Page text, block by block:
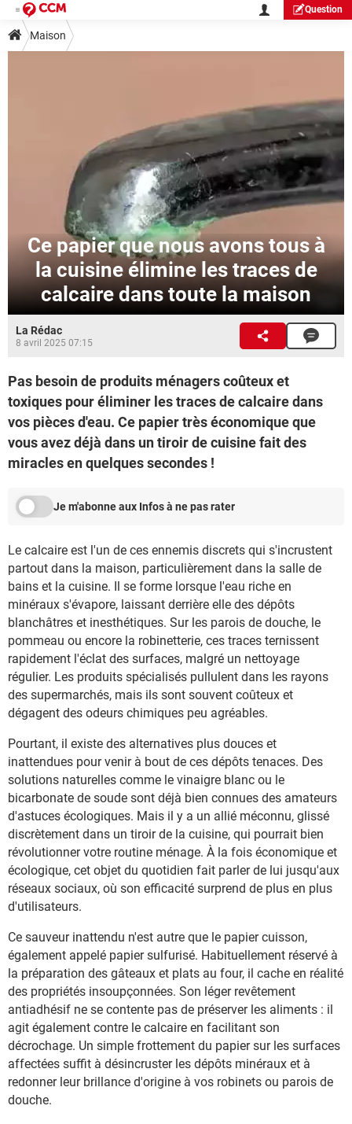
Question
Maison
Ce papier que nous avons tous à
la cuisine élimine les traces de
calcaire dans toute la maison
La Rédac
8 avril 2025 07:15
Pas besoin de produits ménagers coûteux et
toxiques pour éliminer les traces de calcaire dans
vos pièces d'eau. Ce papier très économique que
vous avez déjà dans un tiroir de cuisine fait des
miracles en quelques secondes !
Je m'abonne aux Infos à ne pas rater
Le calcaire est l'un de ces ennemis discrets qui s'incrustent
partout dans la maison, particulièrement dans la salle de
bains et la cuisine. Il se forme lorsque l'eau riche en
minéraux s'évapore, laissant derrière elle des dépôts
blanchâtres et inesthétiques. Sur les parois de douche, le
pommeau ou encore la robinetterie, ces traces ternissent
rapidement l'éclat des surfaces, malgré un nettoyage
régulier. Les produits spécialisés pullulent dans les rayons
des supermarchés, mais ils sont souvent coûteux et
dégagent des odeurs chimiques peu agréables.
Pourtant, il existe des alternatives plus douces et
inattendues pour venir à bout de ces dépôts tenaces. Des
solutions naturelles comme le vinaigre blanc ou le
bicarbonate de soude sont déjà bien connues des amateurs
d'astuces écologiques. Mais il y a un allié méconnu, glissé
discrètement dans un tiroir de la cuisine, qui pourrait bien
révolutionner votre routine ménage. À la fois économique et
écologique, cet objet du quotidien fait parler de lui jusqu'aux
réseaux sociaux, où son efficacité surprend de plus en plus
d'utilisateurs.
Ce sauveur inattendu n'est autre que le papier cuisson,
également appelé papier sulfurisé. Habituellement réservé à
la préparation des gâteaux et plats au four, il cache en réalité
des propriétés insoupçonnées. Son léger revêtement
antiadhésif ne se contente pas de préserver les aliments : il
agit également contre le calcaire en facilitant son
décrochage. Un simple frottement du papier sur les surfaces
affectées suffit à désincruster les dépôts minéraux et à
redonner leur brillance d'origine à vos robinets ou parois de
douche.